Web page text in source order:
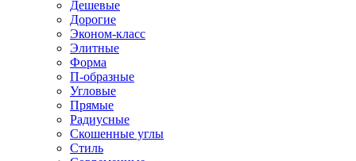
Дешевые
Дорогие
Эконом-класс
Элитные
Форма
П-образные
Угловые
Прямые
Радиусные
Скошенные углы
Стиль